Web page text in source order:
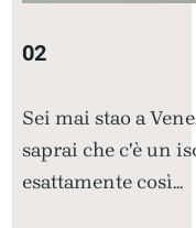
02
Sei mai stao a
saprai che c'è un
esattamente così...